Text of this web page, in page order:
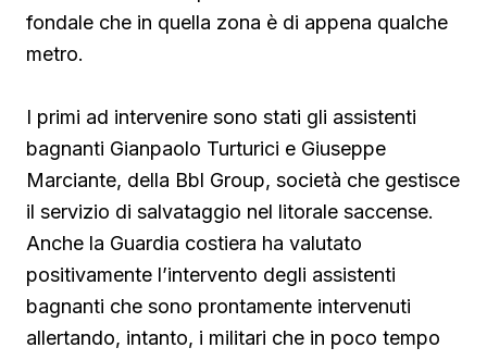
fondale che in quella zona è di appena qualche
metro.
I primi ad intervenire sono stati gli assistenti
bagnanti Gianpaolo Turturici e Giuseppe
Marciante, della Bbl Group, società che gestisce
il servizio di salvataggio nel litorale saccense.
Anche la Guardia costiera ha valutato
positivamente l’intervento degli assistenti
bagnanti che sono prontamente intervenuti
allertando, intanto, i militari che in poco tempo